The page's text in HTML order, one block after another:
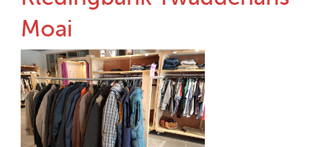
Moai